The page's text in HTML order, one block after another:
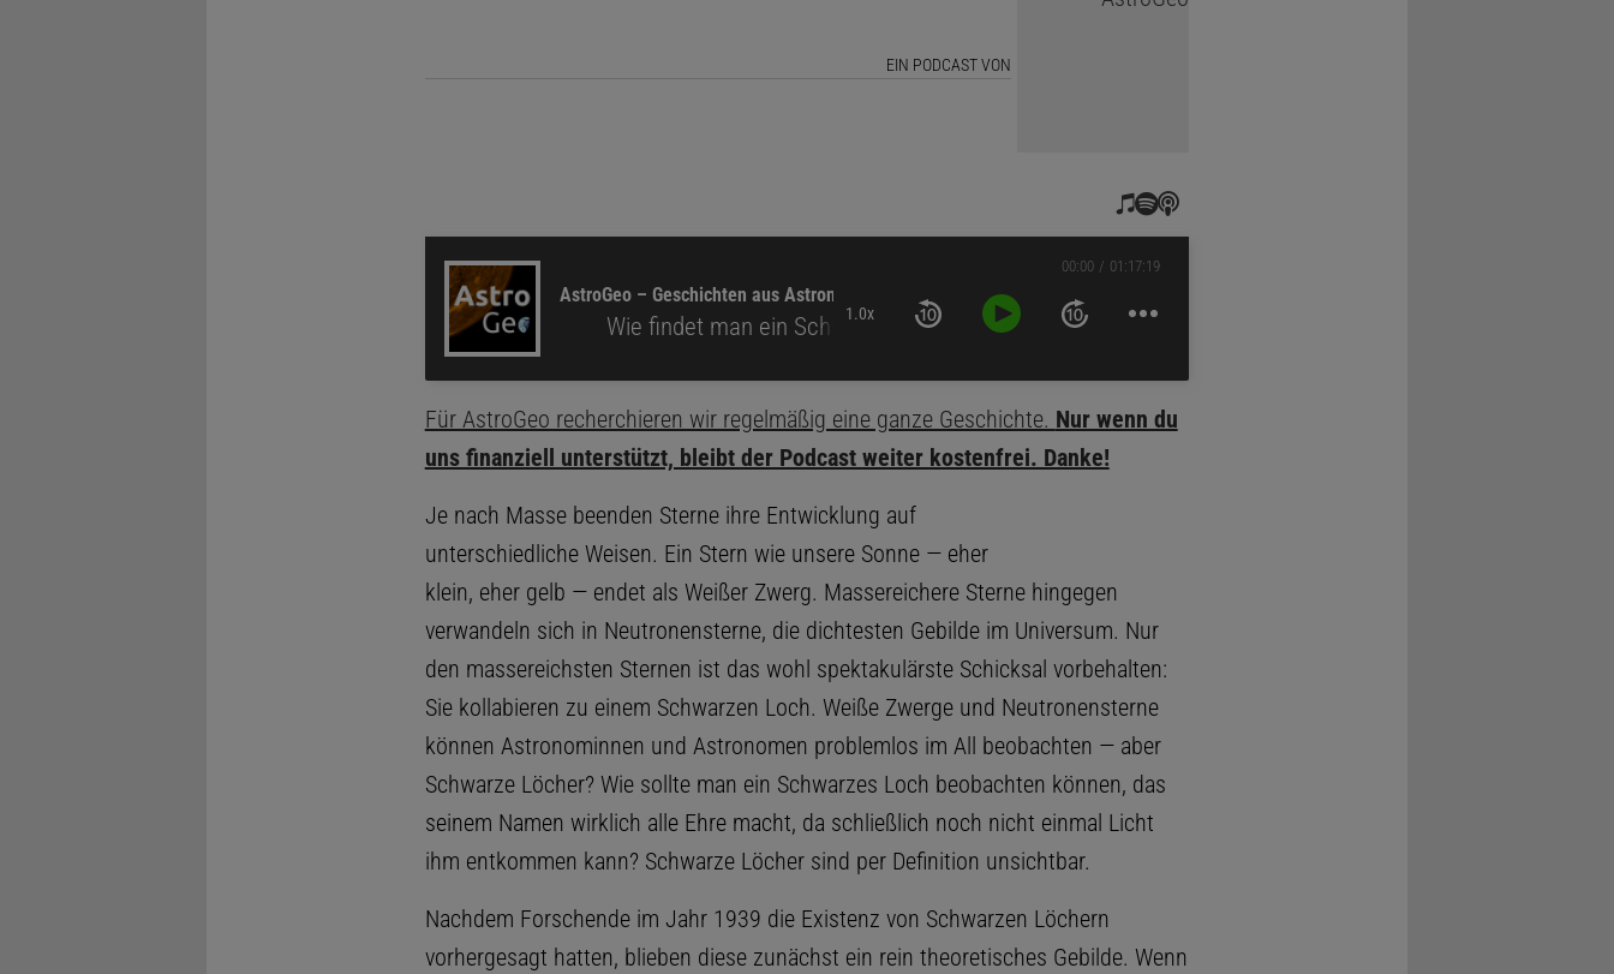
EIN PODCAST VON
AstroGeo – Geschichten aus Astronomie und Geologie
Wie findet man ein Schwarzes Loch?
1.0x
00:00 01:17:19
Für AstroGeo recherchieren wir regelmäßig eine ganze Geschichte. Nur wenn du
uns finanziell unterstützt, bleibt der Podcast weiter kostenfrei. Danke!
Je nach Masse beenden Sterne ihre Entwicklung auf
unterschiedliche Weisen. Ein Stern wie unsere Sonne — eher
klein, eher gelb — endet als Weißer Zwerg. Massereichere Sterne hingegen
verwandeln sich in Neutronensterne, die dichtesten Gebilde im Universum. Nur
den massereichsten Sternen ist das wohl spektakulärste Schicksal vorbehalten:
Sie kollabieren zu einem Schwarzen Loch. Weiße Zwerge und Neutronensterne
können Astronominnen und Astronomen problemlos im All beobachten — aber
Schwarze Löcher? Wie sollte man ein Schwarzes Loch beobachten können, das
seinem Namen wirklich alle Ehre macht, da schließlich noch nicht einmal Licht
ihm entkommen kann? Schwarze Löcher sind per Definition unsichtbar.
Nachdem Forschende im Jahr 1939 die Existenz von Schwarzen Löchern
vorhergesagt hatten, blieben diese zunächst ein rein theoretisches Gebilde. Wenn